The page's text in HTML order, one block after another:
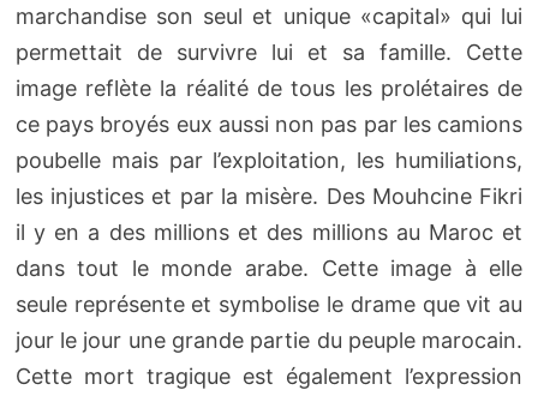
marchandise son seul et unique «capital» qui lui
permettait de survivre lui et sa famille. Cette
image reflète la réalité de tous les prolétaires de
ce pays broyés eux aussi non pas par les camions
poubelle mais par l’exploitation, les humiliations,
les injustices et par la misère. Des Mouhcine Fikri
il y en a des millions et des millions au Maroc et
dans tout le monde arabe. Cette image à elle
seule représente et symbolise le drame que vit au
jour le jour une grande partie du peuple marocain.
Cette mort tragique est également l’expression